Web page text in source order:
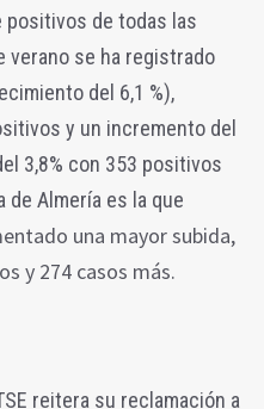
positivos de todas las
verano se ha registrado
del 6,1 %),
y un incremento del
3,8% con 353 positivos
de Almería es la que
una mayor subida,
y 274 casos más.
reitera su reclamación a